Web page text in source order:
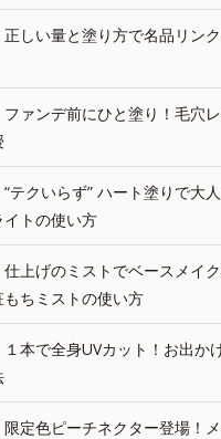
正しい量と塗り方で名品リン
ファンデ前にひと塗り！毛穴
“テクいらず” ハート塗りで大
トの使い方
仕上げのミストでベースメイ
ちミストの使い方
１本で全身UVカット！お出か
限定色ピーチネクター登場！